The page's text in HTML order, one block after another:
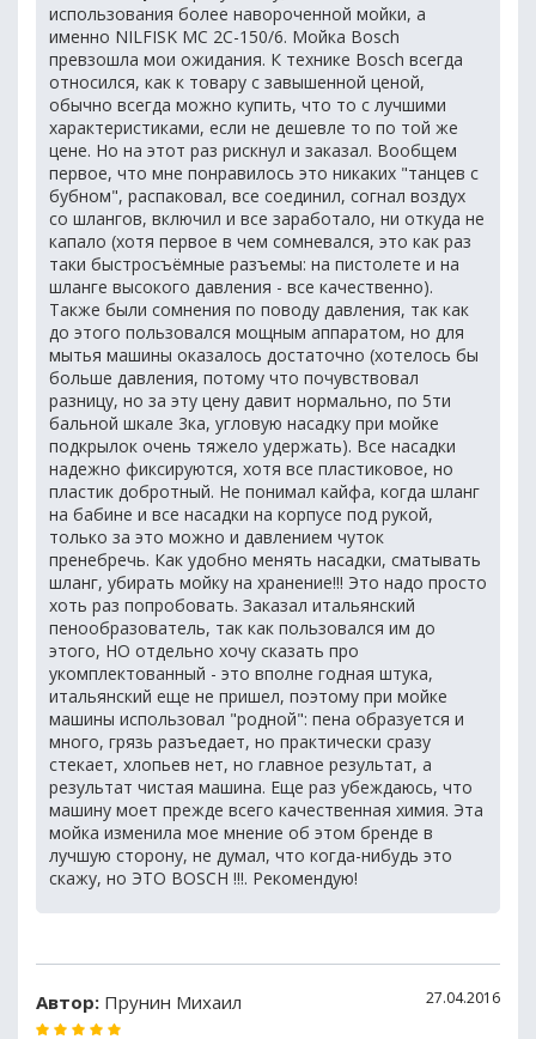
использования более навороченной мойки, а
именно NILFISK MC 2C-150/6. Мойка Bosch
превзошла мои ожидания. К технике Bosch всегда
относился, как к товару с завышенной ценой,
обычно всегда можно купить, что то с лучшими
характеристиками, если не дешевле то по той же
цене. Но на этот раз рискнул и заказал. Вообщем
первое, что мне понравилось это никаких "танцев с
бубном", распаковал, все соединил, согнал воздух
со шлангов, включил и все заработало, ни откуда не
капало (хотя первое в чем сомневался, это как раз
таки быстросъёмные разъемы: на пистолете и на
шланге высокого давления - все качественно).
Также были сомнения по поводу давления, так как
до этого пользовался мощным аппаратом, но для
мытья машины оказалось достаточно (хотелось бы
больше давления, потому что почувствовал
разницу, но за эту цену давит нормально, по 5ти
бальной шкале 3ка, угловую насадку при мойке
подкрылок очень тяжело удержать). Все насадки
надежно фиксируются, хотя все пластиковое, но
пластик добротный. Не понимал кайфа, когда шланг
на бабине и все насадки на корпусе под рукой,
только за это можно и давлением чуток
пренебречь. Как удобно менять насадки, сматывать
шланг, убирать мойку на хранение!!! Это надо просто
хоть раз попробовать. Заказал итальянский
пенообразователь, так как пользовался им до
этого, НО отдельно хочу сказать про
укомплектованный - это вполне годная штука,
итальянский еще не пришел, поэтому при мойке
машины использовал "родной": пена образуется и
много, грязь разъедает, но практически сразу
стекает, хлопьев нет, но главное результат, а
результат чистая машина. Еще раз убеждаюсь, что
машину моет прежде всего качественная химия. Эта
мойка изменила мое мнение об этом бренде в
лучшую сторону, не думал, что когда-нибудь это
скажу, но ЭТО BOSCH !!!. Рекомендую!
Автор: Прунин Михаил 27.04.2016